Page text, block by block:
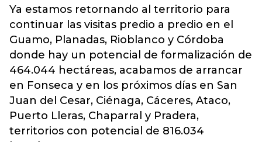
Ya estamos retornando al territorio para
continuar las visitas predio a predio en el
Guamo, Planadas, Rioblanco y Córdoba
donde hay un potencial de formalización de
464.044 hectáreas, acabamos de arrancar
en Fonseca y en los próximos días en San
Juan del Cesar, Ciénaga, Cáceres, Ataco,
Puerto Lleras, Chaparral y Pradera,
territorios con potencial de 816.034